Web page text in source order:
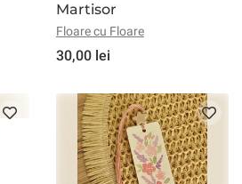
Martisor
Floare cu Floare
30,00 lei